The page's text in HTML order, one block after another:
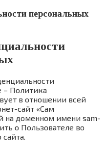
персональных
– Политика
в отношении всей
сайт «Сам
на доменном имени sam-
о Пользователе во